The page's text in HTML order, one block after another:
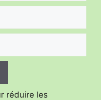
réduire les